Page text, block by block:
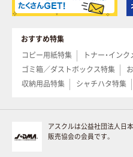
おすすめ特集
コピー用紙特集
トナー・イン
ゴミ箱／ダストボックス特集
収納用品特集
シャチハタ特集
アスクルは公益社団法人日
販売協会の会員です。